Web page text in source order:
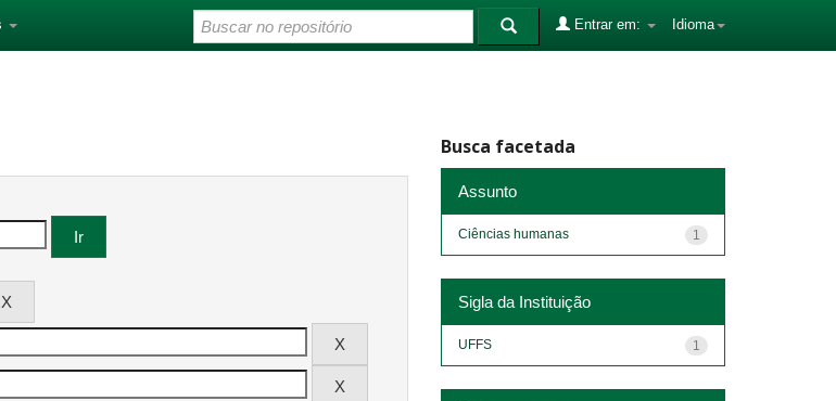
Idioma
Entrar em:
Busca facetada
Assunto
1
Ciências humanas
Sigla da Instituição
1
UFFS